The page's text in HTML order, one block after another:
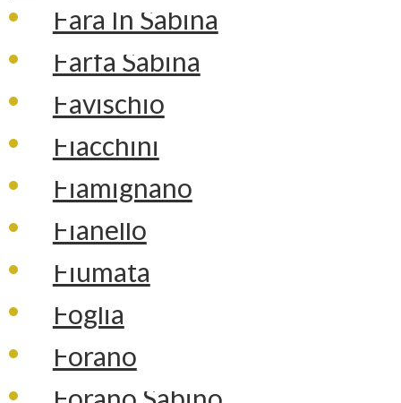
Fara In Sabina
Farfa Sabina
Favischio
Fiacchini
Fiamignano
Fianello
Fiumata
Foglia
Forano